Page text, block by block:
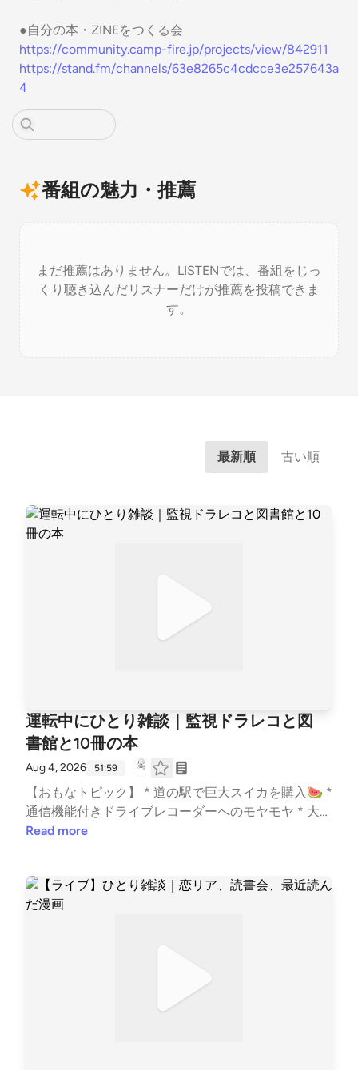
●自分の本・ZINEをつくる会
https://community.camp-fire.jp/projects/view/842911
https://stand.fm/channels/63e8265c4cdcce3e257643a
4
番組の魅力・推薦
まだ推薦はありません。LISTENでは、番組をじっ
くり聴き込んだリスナーだけが推薦を投稿できま
す。
最新順 古い順
運転中にひとり雑談｜監視ドラレコと図
書館と10冊の本
Aug 4, 2026 51:59
【おもなトピック】 * 道の駅で巨大スイカを購入🍉 *
通信機能付きドライブレコーダーへのモヤモヤ * 大好
きな図書館で本を10冊借りる📚 * 最近気になってい
れるのか問題 * 次回以降の読書会で取り上げたい短編
小説 * Netflixの恋愛リアリティ番組に沼り続ける *
Read more